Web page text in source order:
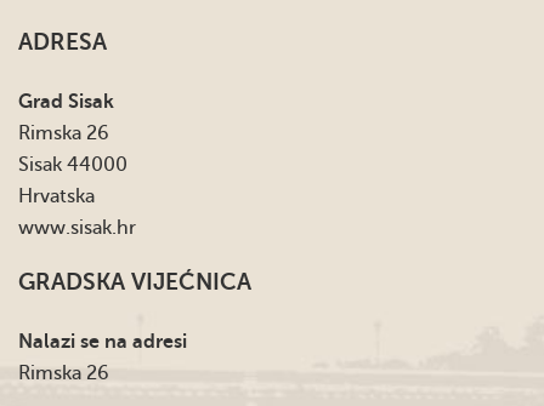
ADRESA
Grad Sisak
Rimska 26
Sisak 44000
Hrvatska
www.sisak.hr
GRADSKA VIJEĆNICA
Nalazi se na adresi
Rimska 26